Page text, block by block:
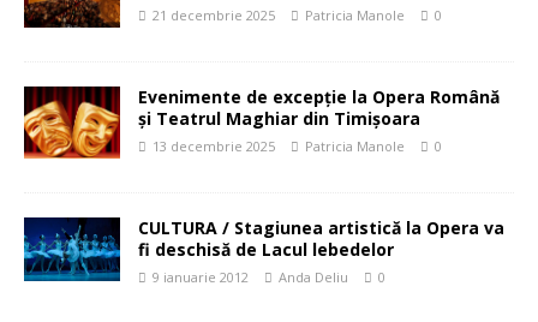
21 decembrie 2025 Patricia Manole 0
Evenimente de excepție la Opera Română
și Teatrul Maghiar din Timișoara
13 decembrie 2025 Patricia Manole 0
CULTURA / Stagiunea artistică la Opera va
fi deschisă de Lacul lebedelor
9 ianuarie 2012 Anda Deliu 0